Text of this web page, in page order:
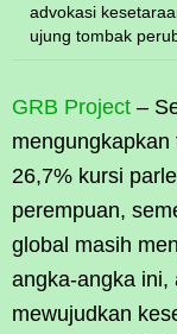
advokasi
ujung tombak
GRB Project –
26,7% kursi
perempuan,
global masih
angka-angka ini,
mewujudkan